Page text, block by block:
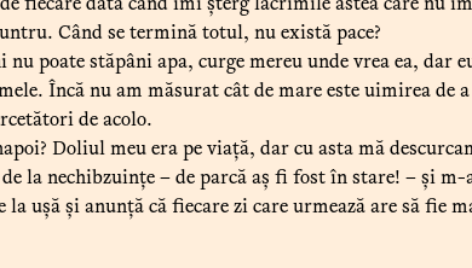
Când se termină totul, nu există pace?
poate stăpâni apa, curge mereu unde vrea ea, dar
Încă nu am măsurat cât de mare este uimirea
de acolo.
Doliul meu era pe viață, dar cu asta mă
la nechibzuințe – de parcă aș fi fost în stare! – și
ușă și anunță că fiecare zi care urmează are să fie